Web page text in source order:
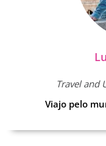
Travel and
Viajo pelo